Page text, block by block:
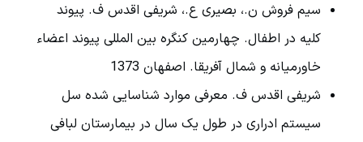
سیم فروش ن.، بصیری ع.، شریفی اقدس ف. پیوند
کلیه در اطفال. چهارمین کنگره بین المللی پیوند اعضاء
خاورمیانه و شمال آفریقا. اصفهان 1373
شریفی اقدس ف. معرفی موارد شناسایی شده سل
سیستم ادراری در طول یک سال در بیمارستان لبافی